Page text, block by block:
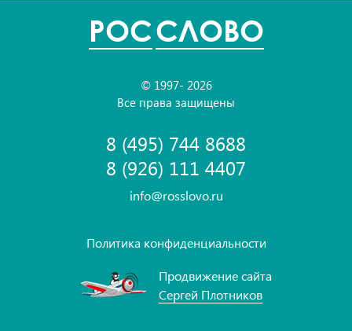
POCСЛОВО
© 1997- 2026
Все права защищены
8 (495) 744 8688
8 (926) 111 4407
info@rosslovo.ru
Политика конфиденциальности
Продвижение сайта
Сергей Плотников